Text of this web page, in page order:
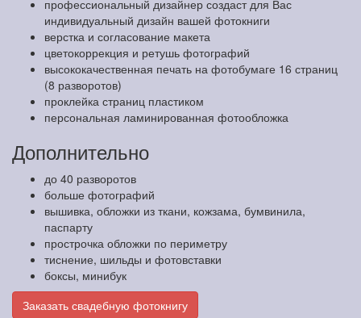
профессиональный дизайнер создаст для Вас
индивидуальный дизайн вашей фотокниги
верстка и согласование макета
цветокоррекция и ретушь фотографий
высококачественная печать на фотобумаге 16 страниц
(8 разворотов)
проклейка страниц пластиком
персональная ламинированная фотообложка
Дополнительно
до 40 разворотов
больше фотографий
вышивка, обложки из ткани, кожзама, бумвинила,
паспарту
прострочка обложки по периметру
тиснение, шильды и фотовставки
боксы, минибук
Заказать свадебную фотокнигу